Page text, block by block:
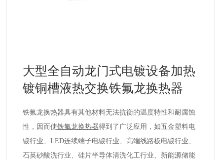
大型全自动龙门式电镀设备加热
镀铜槽液热交换铁氟龙换热器
铁氟龙换热器具有其他材料无法抗衡的温度特性和耐腐蚀
性，因而使铁氟龙换热器得到了广泛应用，如五金塑料电
镀行业、LED连续端子电镀行业、高端线路板电镀行业、
石英砂酸洗行业、硅片半导体清洗化工行业、新能源储能